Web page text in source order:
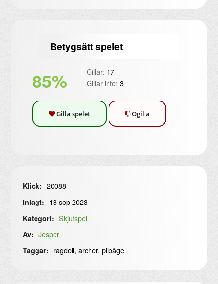
Betygsätt spelet
85% Gillar: 17
Gillar inte: 3
Gilla spelet Ogilla
Klick: 20088
Inlagt: 13 sep 2023
Kategori: Skjutspel
Av: Jesper
Taggar: ragdoll, archer, pilbåge